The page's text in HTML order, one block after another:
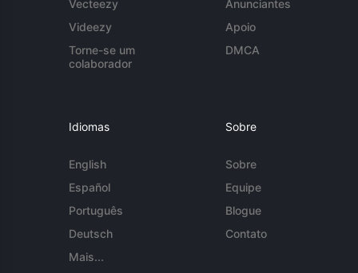
Vecteezy
Videezy
Torne-se um
colaborador
Anunciantes
Apoio
DMCA
Idiomas
English
Español
Português
Deutsch
Mais...
Sobre
Sobre
Equipe
Blogue
Contato